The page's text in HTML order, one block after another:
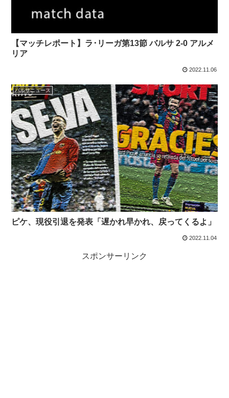
【マッチレポート】ラ･リーガ第13節 バルサ 2-0 アルメ
リア
2022.11.06
バルサニュース
ピケ、現役引退を発表「遅かれ早かれ、戻ってくるよ」
2022.11.04
スポンサーリンク